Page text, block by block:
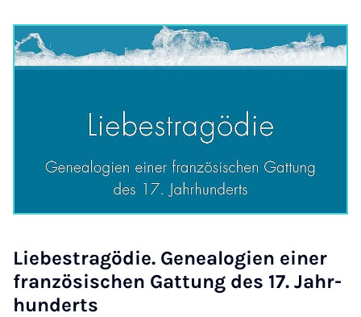
Lie­­bes­tra­­gö­­die. Ge­­ne­a­lo­­gi­en ei­­ner
fran­­zö­­si­­schen Gat­tung des 17. Jahr­
hun­­derts